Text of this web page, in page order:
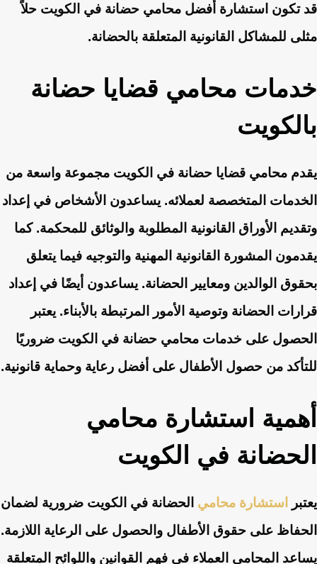
قد تكون استشارة أفضل محامي حضانة في الكويت حلاً
مثلى للمشاكل القانونية المتعلقة بالحضانة.
خدمات محامي قضايا حضانة
بالكويت
يقدم محامي قضايا حضانة في الكويت مجموعة واسعة من
الخدمات المتخصصة لعملائه. يساعدون الأشخاص في إعداد
وتقديم الأوراق القانونية المطلوبة والوثائق للمحكمة. كما
يقدمون المشورة القانونية المهنية والتوجيه فيما يتعلق
بحقوق الوالدين ومعايير الحضانة. يساعدون أيضًا في إعداد
قرارات الحضانة وتوصية الأمور المرتبطة بالأبناء. يعتبر
الحصول على خدمات محامي حضانة في الكويت ضروريًا
للتأكد من حصول الأطفال على أفضل رعاية وحماية قانونية.
أهمية استشارة محامي
الحضانة في الكويت
يعتبر استشارة محامي الحضانة في الكويت ضرورية لضمان
الحفاظ على حقوق الأطفال والحصول على الرعاية اللازمة.
يساعد المحامي العملاء في فهم القوانين واللوائح المتعلقة